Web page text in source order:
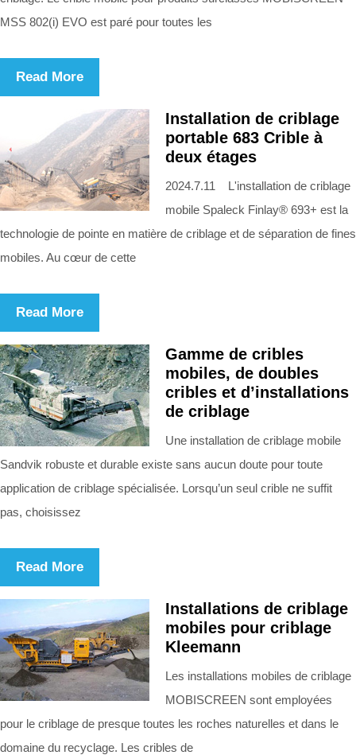
MSS 802(i) EVO est paré pour toutes les
Read More
Installation de criblage
portable 683 Crible à
deux étages
2024.7.11 L'installation de criblage
mobile Spaleck Finlay® 693+ est la
technologie de pointe en matière de criblage et de séparation de fines
mobiles. Au cœur de cette
Read More
Gamme de cribles
mobiles, de doubles
cribles et d’installations
de criblage
Une installation de criblage mobile
Sandvik robuste et durable existe sans aucun doute pour toute
application de criblage spécialisée. Lorsqu’un seul crible ne suffit
pas, choisissez
Read More
Installations de criblage
mobiles pour criblage
Kleemann
Les installations mobiles de criblage
MOBISCREEN sont employées
pour le criblage de presque toutes les roches naturelles et dans le
domaine du recyclage. Les cribles de